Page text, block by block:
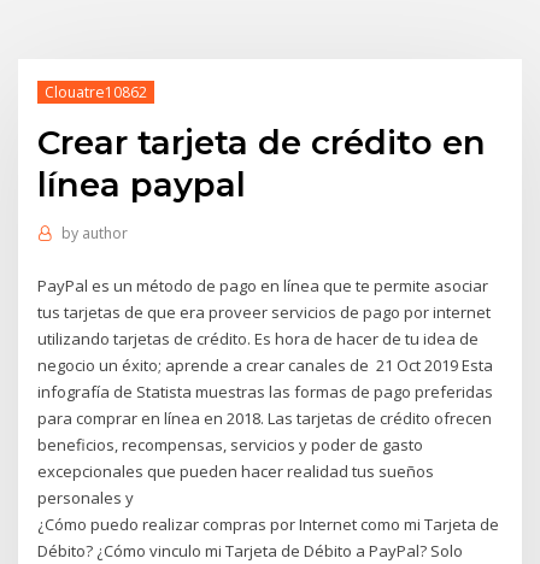
Clouatre10862
Crear tarjeta de crédito en
línea paypal
by author
PayPal es un método de pago en línea que te permite asociar
tus tarjetas de que era proveer servicios de pago por internet
utilizando tarjetas de crédito. Es hora de hacer de tu idea de
negocio un éxito; aprende a crear canales de 21 Oct 2019 Esta
infografía de Statista muestras las formas de pago preferidas
para comprar en línea en 2018. Las tarjetas de crédito ofrecen
beneficios, recompensas, servicios y poder de gasto
excepcionales que pueden hacer realidad tus sueños
personales y
¿Cómo puedo realizar compras por Internet como mi Tarjeta de
Débito? ¿Cómo vinculo mi Tarjeta de Débito a PayPal? Solo